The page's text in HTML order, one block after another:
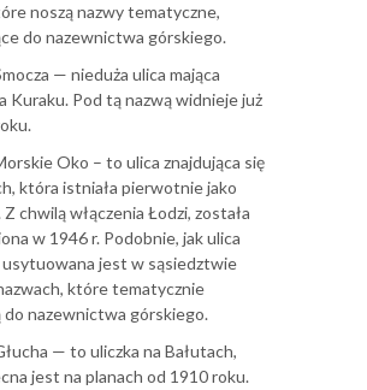
noszą nazwy tematyczne,
do nazewnictwa górskiego.
— nieduża ulica mająca
Kuraku. Pod tą nazwą widnieje już
Oko – to ulica znajdująca się
która istniała pierwotnie jako
Z chwilą włączenia Łodzi, została
w 1946 r. Podobnie, jak ulica
jest w sąsiedztwie
które tematycznie
do nazewnictwa górskiego.
— to uliczka na Bałutach,
jest na planach od 1910 roku.